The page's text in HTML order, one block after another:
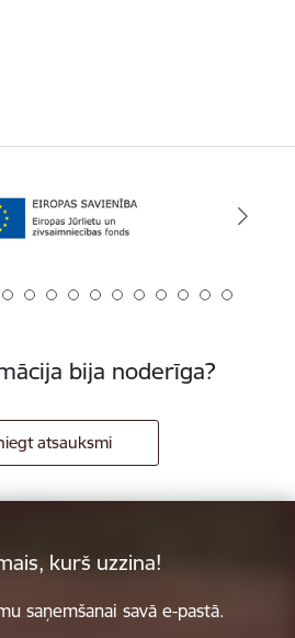
bija noderīga?
atsauksmi
kurš uzzina!
saņemšanai savā e-pastā.